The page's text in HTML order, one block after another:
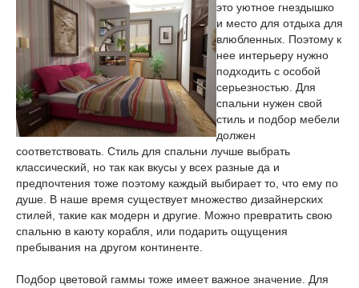
это уютное гнездышко
и место для отдыха для
влюбленных. Поэтому к
нее интерьеру нужно
подходить с особой
серьезностью. Для
спальни нужен свой
стиль и подбор мебели
должен
соответствовать. Стиль для спальни лучше выбрать
классический, но так как вкусы у всех разные да и
предпочтения тоже поэтому каждый выбирает то, что ему по
душе. В наше время существует множество дизайнерских
стилей, такие как модерн и другие. Можно превратить свою
спальню в каюту корабля, или подарить ощущения
пребывания на другом континенте.
Подбор цветовой гаммы тоже имеет важное значение. Для